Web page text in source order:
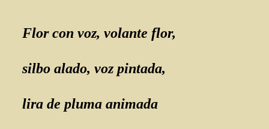
Flor con voz, volante flor,
silbo alado, voz pintada,
lira de pluma animada